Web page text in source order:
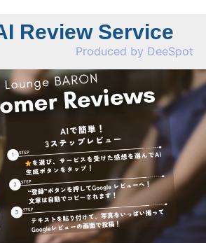
Review Service
Produced by DeeSpot